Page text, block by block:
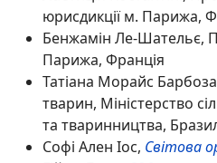
юрисдикції м. Парижа,
Бенжамін Ле-Шательє,
Парижа, Франція
Татіана Морайс
тварин, Міністерство
та тваринництва,
Софі Ален Іос, Світова